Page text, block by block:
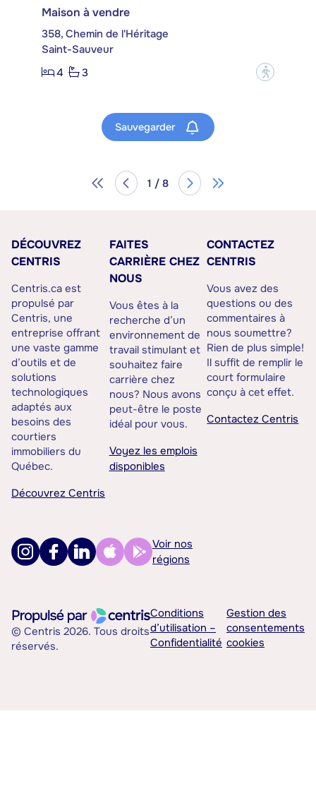
Maison à vendre
358, Chemin de l'Héritage
Saint-Sauveur
4
3 ?
Sauvegarder
1 / 8
DÉCOUVREZ
CENTRIS
Centris.ca est
propulsé par
Centris, une
entreprise offrant
une vaste gamme
d’outils et de
solutions
technologiques
adaptés aux
besoins des
courtiers
immobiliers du
Québec.
Découvrez Centris
FAITES
CARRIÈRE CHEZ
NOUS
Vous êtes à la
recherche d’un
environnement de
travail stimulant et
souhaitez faire
carrière chez
nous? Nous avons
peut-être le poste
idéal pour vous.
Voyez les emplois
disponibles
CONTACTEZ
CENTRIS
Vous avez des
questions ou des
commentaires à
nous soumettre?
Rien de plus simple!
Il suffit de remplir le
court formulaire
conçu à cet effet.
Contactez Centris
Voir nos
régions
© Centris 2026. Tous droits
réservés.
Conditions
d’utilisation –
Confidentialité
Gestion des
consentements
cookies